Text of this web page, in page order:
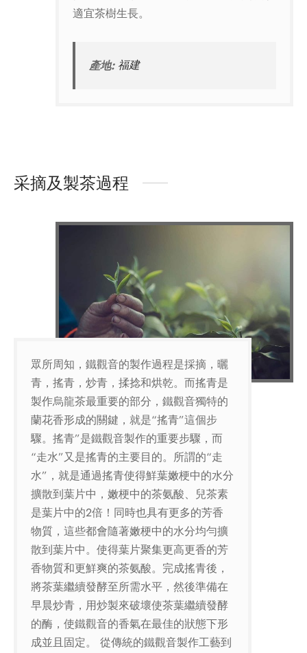
適宜茶樹生長。
產地: 福建
采摘及製茶過程
眾所周知，鐵觀音的製作過程是採摘，曬
青，搖青，炒青，揉捻和烘乾。而搖青是
製作烏龍茶最重要的部分，鐵觀音獨特的
蘭花香形成的關鍵，就是“搖青”這個步
驟。搖青”是鐵觀音製作的重要步驟，而
“走水”又是搖青的主要目的。所謂的“走
水”，就是通過搖青使得鮮葉嫩梗中的水分
擴散到葉片中，嫩梗中的茶氨酸、兒茶素
是葉片中的2倍！同時也具有更多的芳香
物質，這些都會隨著嫩梗中的水分均勻擴
散到葉片中。使得葉片聚集更高更香的芳
香物質和更鮮爽的茶氨酸。完成搖青後，
將茶葉繼續發酵至所需水平，然後準備在
早晨炒青，用炒製來破壞使茶葉繼續發酵
的酶，使鐵觀音的香氣在最佳的狀態下形
成並且固定。 從傳統的鐵觀音製作工藝到